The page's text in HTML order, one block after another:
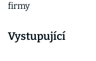
firmy
Vystupující